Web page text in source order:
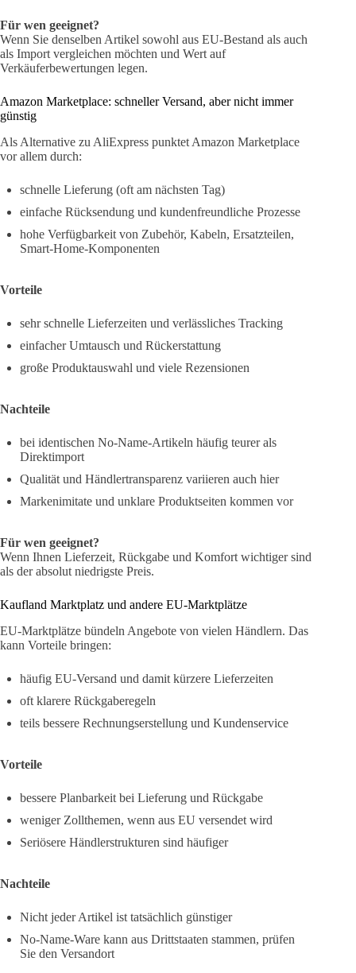
Für wen geeignet?
Wenn Sie denselben Artikel sowohl aus EU-Bestand als auch
als Import vergleichen möchten und Wert auf
Verkäuferbewertungen legen.
Amazon Marketplace: schneller Versand, aber nicht immer
günstig
Als Alternative zu AliExpress punktet Amazon Marketplace
vor allem durch:
schnelle Lieferung (oft am nächsten Tag)
einfache Rücksendung und kundenfreundliche Prozesse
hohe Verfügbarkeit von Zubehör, Kabeln, Ersatzteilen,
Smart-Home-Komponenten
Vorteile
sehr schnelle Lieferzeiten und verlässliches Tracking
einfacher Umtausch und Rückerstattung
große Produktauswahl und viele Rezensionen
Nachteile
bei identischen No-Name-Artikeln häufig teurer als
Direktimport
Qualität und Händlertransparenz variieren auch hier
Markenimitate und unklare Produktseiten kommen vor
Für wen geeignet?
Wenn Ihnen Lieferzeit, Rückgabe und Komfort wichtiger sind
als der absolut niedrigste Preis.
Kaufland Marktplatz und andere EU-Marktplätze
EU-Marktplätze bündeln Angebote von vielen Händlern. Das
kann Vorteile bringen:
häufig EU-Versand und damit kürzere Lieferzeiten
oft klarere Rückgaberegeln
teils bessere Rechnungserstellung und Kundenservice
Vorteile
bessere Planbarkeit bei Lieferung und Rückgabe
weniger Zollthemen, wenn aus EU versendet wird
Seriösere Händlerstrukturen sind häufiger
Nachteile
Nicht jeder Artikel ist tatsächlich günstiger
No-Name-Ware kann aus Drittstaaten stammen, prüfen
Sie den Versandort